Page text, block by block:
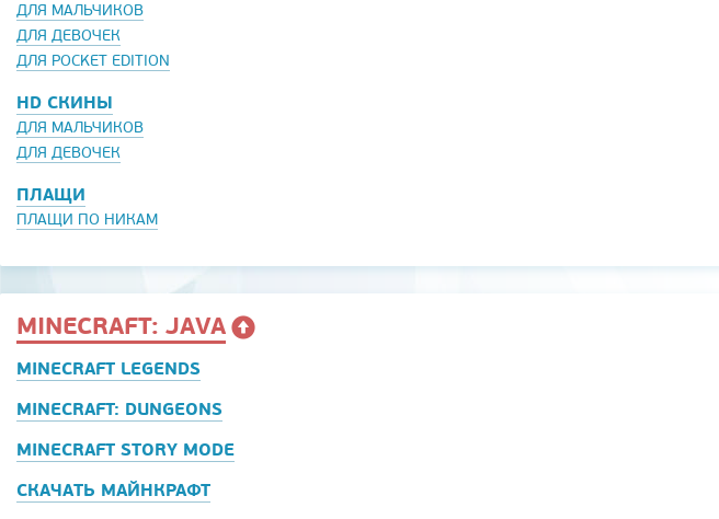
ДЛЯ МАЛЬЧИКОВ
ДЛЯ ДЕВОЧЕК
ДЛЯ POCKET EDITION
HD СКИНЫ
ДЛЯ МАЛЬЧИКОВ
ДЛЯ ДЕВОЧЕК
ПЛАЩИ
ПЛАЩИ ПО НИКАМ
MINECRAFT: JAVA
MINECRAFT LEGENDS
MINECRAFT: DUNGEONS
MINECRAFT STORY MODE
СКАЧАТЬ МАЙНКРАФТ